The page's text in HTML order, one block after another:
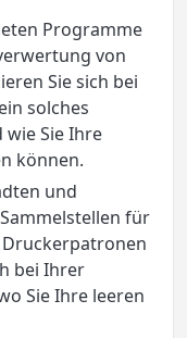
Programme
von
Sie sich bei
solches
Sie Ihre
können.
und
für
bei Ihrer
Sie Ihre leeren